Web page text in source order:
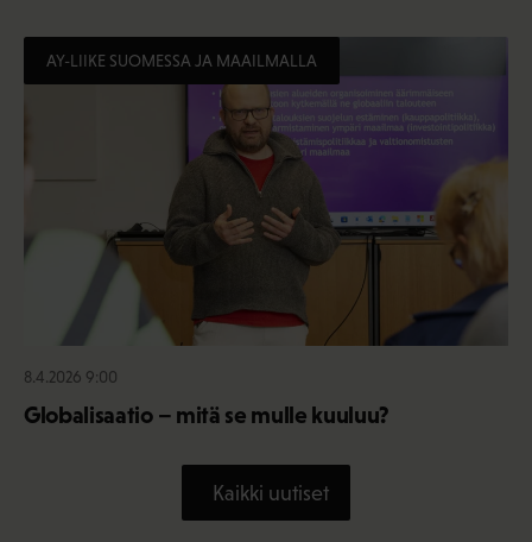
AY-LIIKE SUOMESSA JA MAAILMALLA
8.4.2026 9:00
Globalisaatio – mitä se mulle kuuluu?
Kaikki uutiset